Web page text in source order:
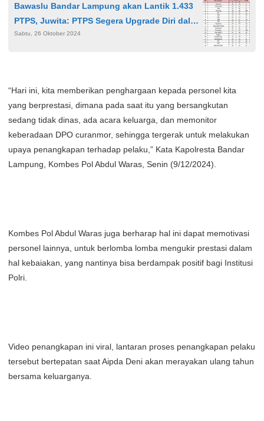
Bawaslu Bandar Lampung akan Lantik 1.433
PTPS, Juwita: PTPS Segera Upgrade Diri dalam
Waktu yang Singkat
Sabtu, 26 Oktober 2024
“Hari ini, kita memberikan penghargaan kepada personel kita
yang berprestasi, dimana pada saat itu yang bersangkutan
sedang tidak dinas, ada acara keluarga, dan memonitor
keberadaan DPO curanmor, sehingga tergerak untuk melakukan
upaya penangkapan terhadap pelaku,” Kata Kapolresta Bandar
Lampung, Kombes Pol Abdul Waras, Senin (9/12/2024).
Kombes Pol Abdul Waras juga berharap hal ini dapat memotivasi
personel lainnya, untuk berlomba lomba mengukir prestasi dalam
hal kebaiakan, yang nantinya bisa berdampak positif bagi Institusi
Polri.
Video penangkapan ini viral, lantaran proses penangkapan pelaku
tersebut bertepatan saat Aipda Deni akan merayakan ulang tahun
bersama keluarganya.